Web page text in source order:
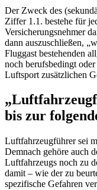
Der Zweck des
Ziffer 1.1. bestehe für
Versicherungsnehmer
dann auszuschließen,
Fluggast bestehenden
noch berufsbedingt
Luftsport zusätzlichen
bis zur
Luftfahrzeugführer sei
Demnach gehöre auch
Luftfahrzeugs noch zu
damit – wie der zu
spezifische Gefahren